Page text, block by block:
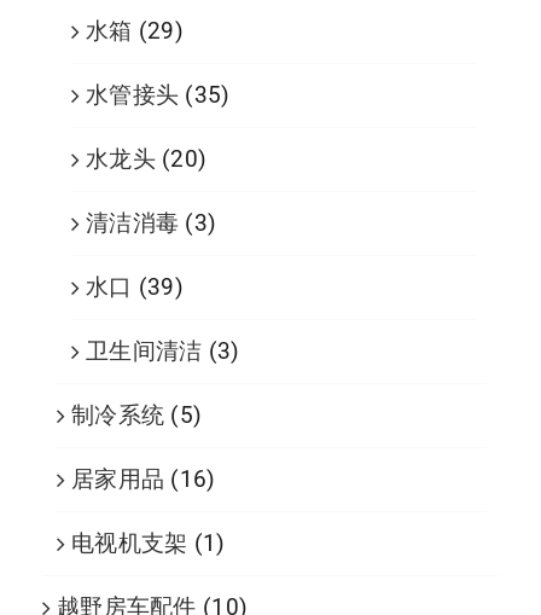
水箱 (29)
水管接头 (35)
水龙头 (20)
清洁消毒 (3)
水口 (39)
卫生间清洁 (3)
制冷系统 (5)
居家用品 (16)
电视机支架 (1)
越野房车配件 (10)